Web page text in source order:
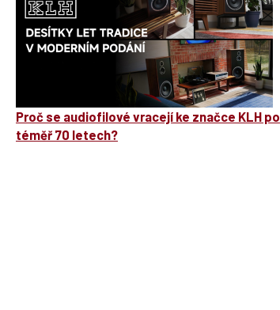
Proč se audiofilové vracejí ke značce KLH po
téměř 70 letech?